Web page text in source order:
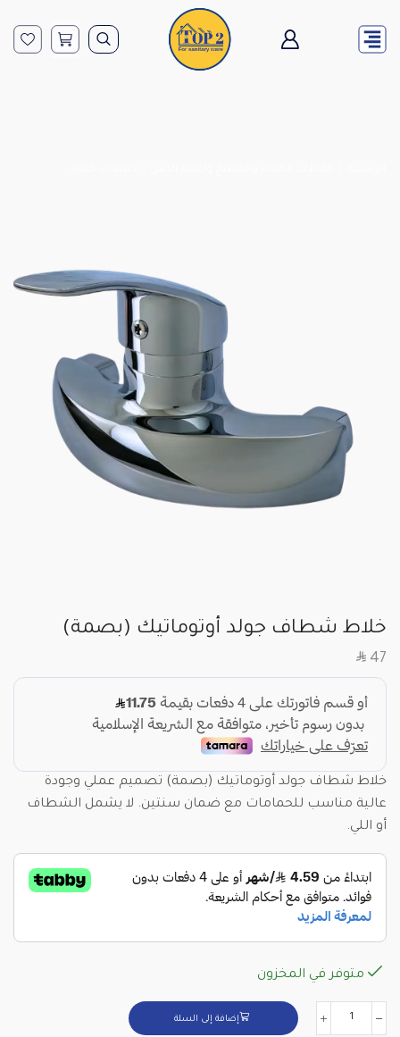
خلاط شطاف جولد أوتوماتيك (بصمة)
SAR 47
خلاط شطاف جولد أوتوماتيك (بصمة) تصميم عملي وجودة
عالية مناسب للحمامات مع ضمان سنتين. لا يشمل الشطاف
أو اللي.
متوفر في المخزون
إضافة إلى السلة